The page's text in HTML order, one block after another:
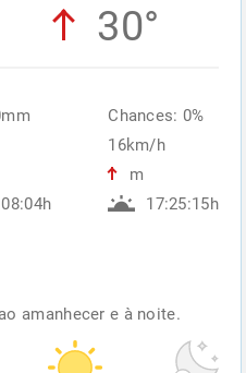
30°
Chances: 0%
16km/h
m
17:25:15h
amanhecer e à noite.